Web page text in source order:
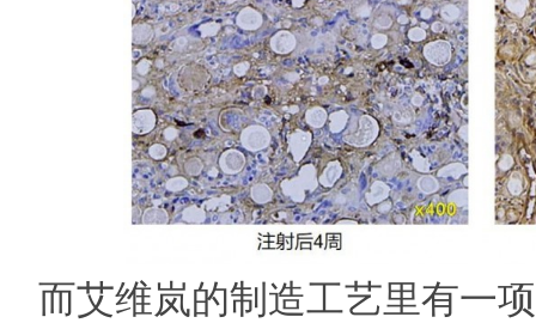
而艾维岚的制造工艺里有一